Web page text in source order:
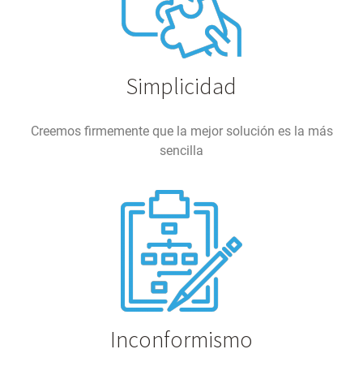
Simplicidad
Creemos firmemente que la mejor solución es la más
sencilla
Inconformismo